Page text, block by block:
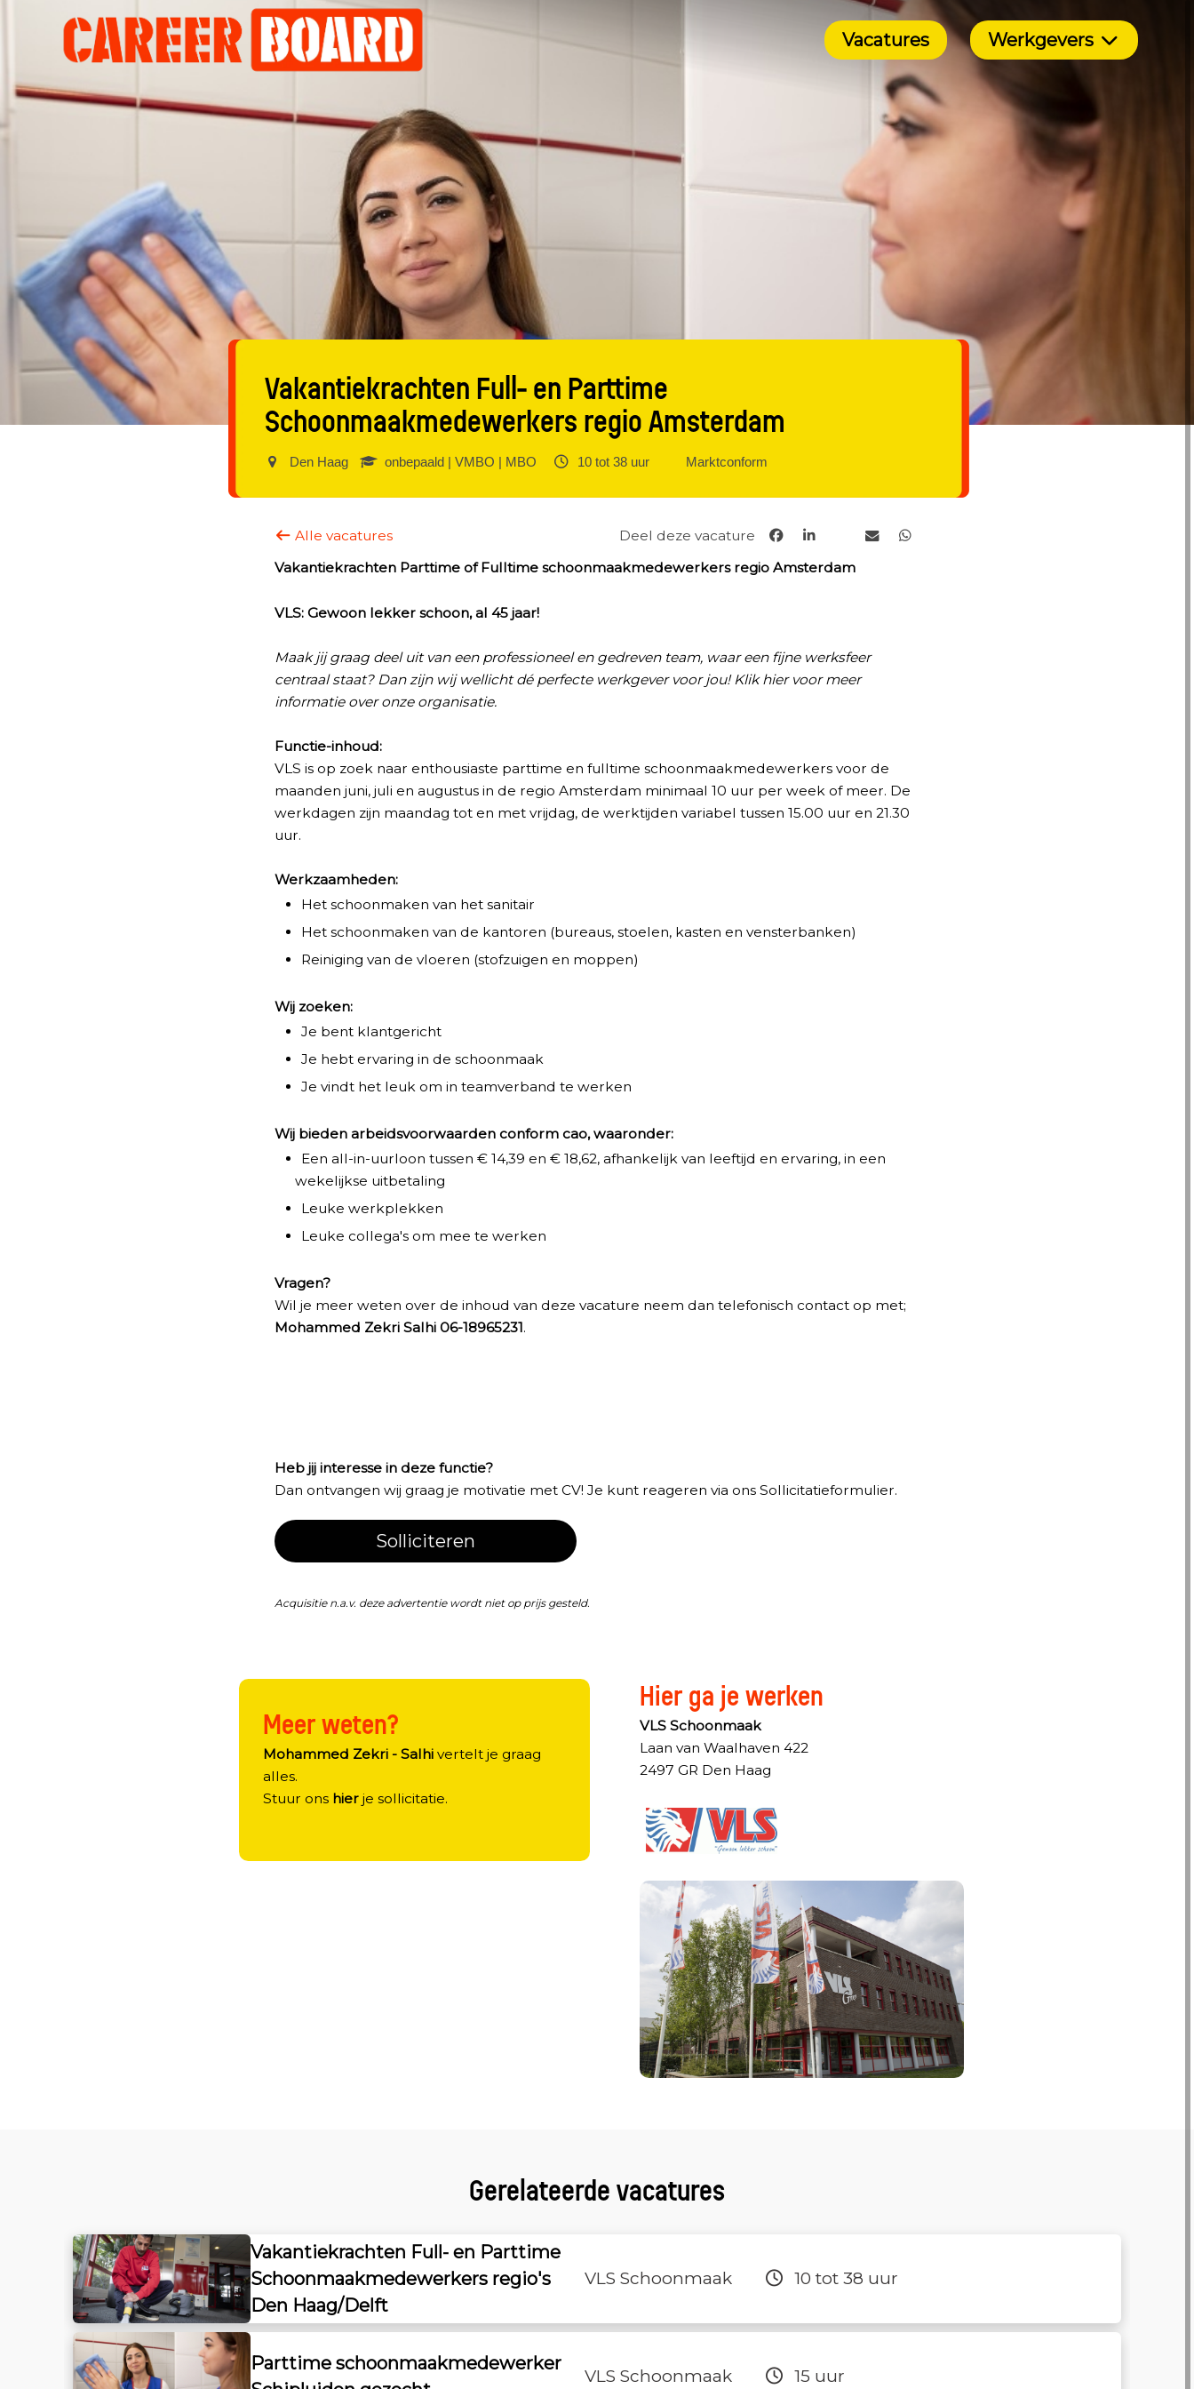
Vacatures Werkgevers
Vakantiekrachten Full- en Parttime
Schoonmaakmedewerkers regio Amsterdam
Den Haag‎ onbepaald | VMBO | MBO ‎ 10 tot 38 uur ‎ Marktconform
Alle vacatures
Deel deze vacature
Vakantiekrachten Parttime of Fulltime schoonmaakmedewerkers regio Amsterdam
VLS: Gewoon lekker schoon, al 45 jaar!
Maak jij graag deel uit van een professioneel en gedreven team, waar een fijne werksfeer
centraal staat? Dan zijn wij wellicht dé perfecte werkgever voor jou! Klikhiervoor meer
informatie over onze organisatie.
Functie-inhoud:
VLS is op zoek naar enthousiaste parttime en fulltime schoonmaakmedewerkers voor de
maanden juni, juli en augustus in de regio Amsterdam minimaal 10 uur per week of meer. De
werkdagen zijn maandag tot en met vrijdag, de werktijden variabel tussen 15.00 uur en 21.30
uur.
Werkzaamheden:
Het schoonmaken van het sanitair
Het schoonmaken van de kantoren (bureaus, stoelen, kasten en vensterbanken)
Reiniging van de vloeren (stofzuigen en moppen)
Wij zoeken:
Je bent klantgericht
Je hebt ervaring in de schoonmaak
Je vindt het leuk om in teamverband te werken
Wij bieden arbeidsvoorwaarden conform cao, waaronder:
Een all-in-uurloon tussen € 14,39 en € 18,62, afhankelijk van leeftijd en ervaring, in een
wekelijkse uitbetaling
Leuke werkplekken
Leuke collega's om mee te werken
Vragen?
Wil je meer weten over de inhoud van deze vacature neem dan telefonisch contact op met;
Mohammed Zekri Salhi 06-18965231.
Heb jij interesse in deze functie?
Dan ontvangen wij graag je motivatie met CV! Je kunt reageren via ons Sollicitatieformulier.
Solliciteren
Acquisitie n.a.v. deze advertentie wordt niet op prijs gesteld.
Meer weten?
Mohammed Zekri - Salhivertelt je graag
alles.
Stuur ons hier je sollicitatie.
Hier ga je werken
VLS Schoonmaak
Laan van Waalhaven 422
2497 GR Den Haag
Gerelateerde vacatures
Vakantiekrachten Full- en Parttime
Schoonmaakmedewerkers regio's
Den Haag/Delft
VLS Schoonmaak 10 tot 38 uur
Parttime schoonmaakmedewerker
VLS Schoonmaak 15 uur